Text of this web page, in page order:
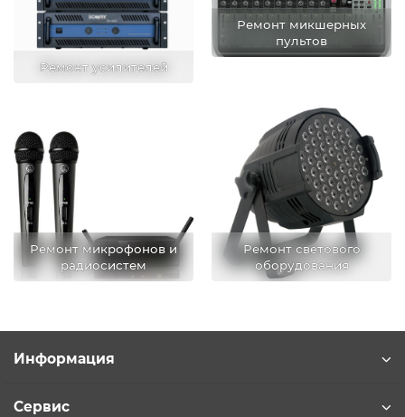
Ремонт усилителей
Ремонт микшерных
пультов
Ремонт микрофонов и
радиосистем
Ремонт светового
оборудования
Информация
Сервис